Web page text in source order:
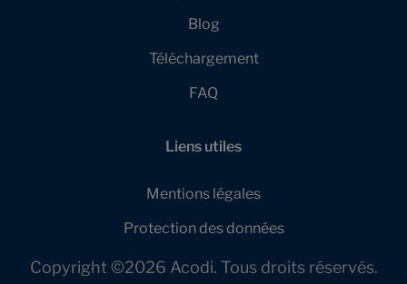
Blog
Téléchargement
FAQ
Liens utiles
Mentions légales
Protection des données
Copyright ©2026 Acodi. Tous droits réservés.